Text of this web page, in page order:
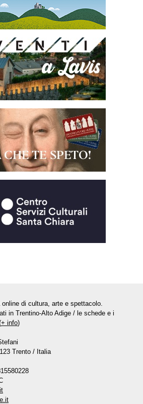
online di cultura, arte e spettacolo.
in Trentino-Alto Adige / le schede e i
+ info)
Trento / Italia